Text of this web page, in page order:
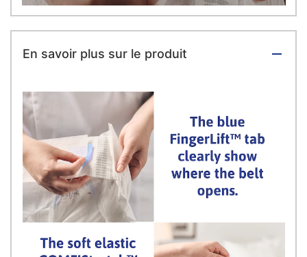
En savoir plus sur le produit